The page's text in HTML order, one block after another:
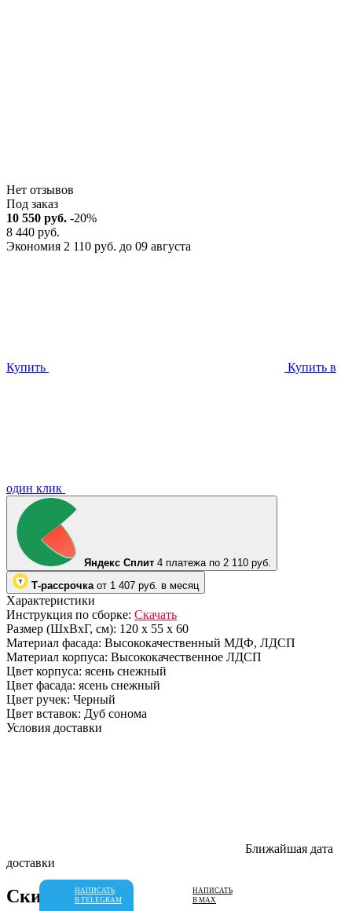
Нет отзывов
Под заказ
10 550 руб. -20%
8 440 руб.
Экономия 2 110 руб. до 09 августа
Купить Купить в
один клик
Яндекс Сплит 4 платежа по 2 110 руб.
Т-рассрочка от 1 407 руб. в месяц
Характеристики
Инструкция по сборке: Скачать
Размер (ШхВхГ, см): 120 х 55 х 60
Материал фасада: Высококачественный МДФ, ЛДСП
Материал корпуса: Высококачественное ЛДСП
Цвет корпуса: ясень снежный
Цвет фасада: ясень снежный
Цвет ручек: Черный
Цвет вставок: Дуб сонома
Условия доставки
Ближайшая дата
доставки
Скидки
НАПИСАТЬ
В TELEGRAM
НАПИСАТЬ
В MAX